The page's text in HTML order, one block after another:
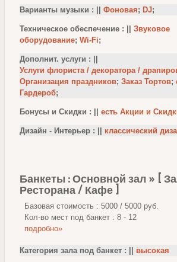
Варианты музыки : || Фоновая; DJ;
Техническое обеспечение : || Звуковое
оборудование; Wi-Fi;
Дополнит. услуги : ||
Услуги флориста / декоратора /
Организация праздников; Заказ Тортов;
Гардероб;
Бонусы и Скидки : || есть Акции и
Дизайн - Интерьер : || классический
Банкеты : Основной зал » [
Ресторана / Кафе ]
Базовая стоимость : 5000 / 5000 руб.
Кол-во мест под банкет : 8 - 12
подробно»
Категория зала под банкет : || высокая